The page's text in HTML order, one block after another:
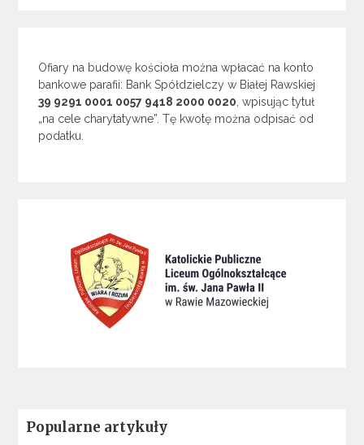
Ofiary na budowę kościoła można wpłacać na konto
bankowe parafii: Bank Spółdzielczy w Białej Rawskiej
39 9291 0001 0057 9418 2000 0020, wpisując tytuł
„na cele charytatywne”. Tę kwotę można odpisać od
podatku.
Popularne artykuły